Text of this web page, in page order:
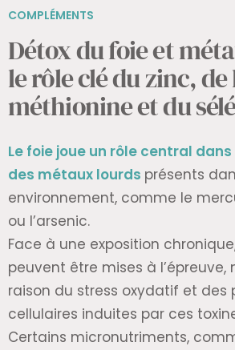
COMPLÉMENTS
Détox du foie et
le rôle clé du zinc, de
méthionine et du
Le foie joue un rôle central
des métaux lourds présents
environnement, comme le
ou l’arsenic.
Face à une exposition
peuvent être mises à
raison du stress oxydatif et des
cellulaires induites par ces
Certains micronutriments,